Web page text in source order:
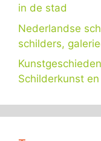
in de stad
Nederlandse
schilders,
Schilderkunst